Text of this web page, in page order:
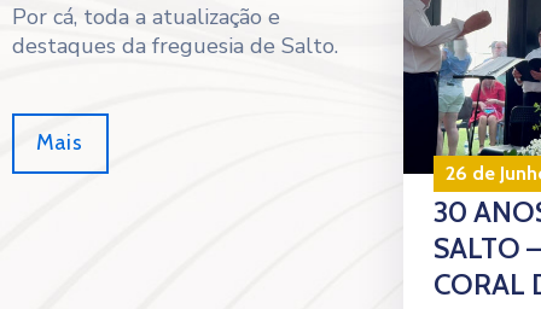
Por cá, toda a atualização e
destaques da freguesia de Salto.
Mais
26 de
30
SALTO
CORAL